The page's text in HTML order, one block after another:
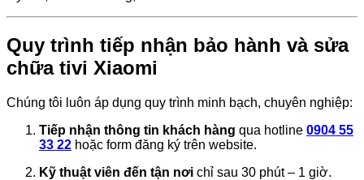
Quy trình tiếp nhận bảo hành và sửa
chữa tivi Xiaomi
Chúng tôi luôn áp dụng quy trình minh bạch, chuyên nghiệp:
Tiếp nhận thông tin khách hàng qua hotline 0904 55
33 22 hoặc form đăng ký trên website.
Kỹ thuật viên đến tận nơi chỉ sau 30 phút – 1 giờ.